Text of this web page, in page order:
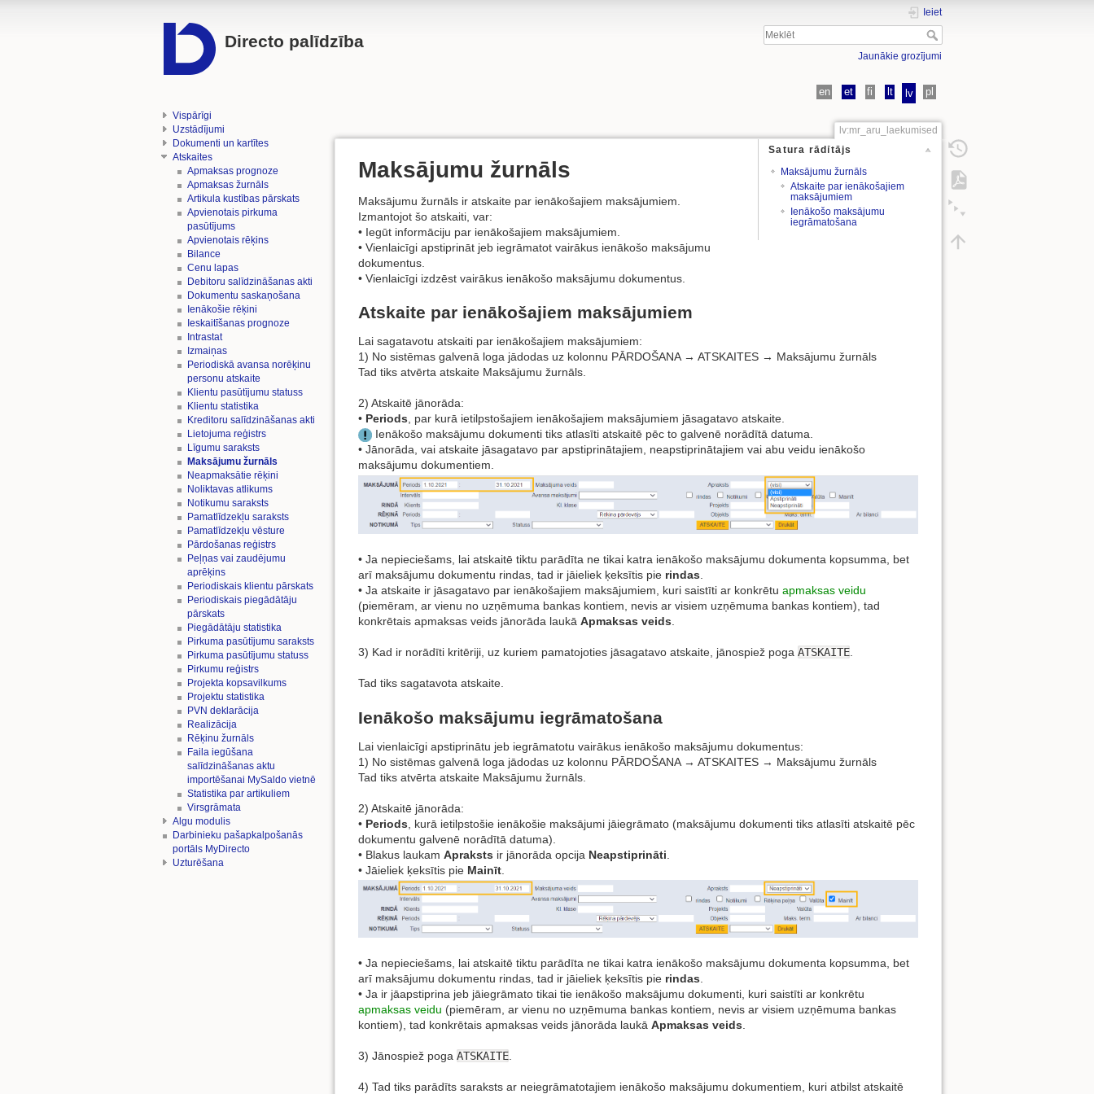
Directo palīdzība
Ieiet
Jaunākie grozījumi
en et fi lt lv pl
Vispārīgi
Uzstādījumi
Dokumenti un kartītes
Atskaites
Apmaksas prognoze
Apmaksas žurnāls
Artikula kustības pārskats
Apvienotais pirkuma
pasūtījums
Apvienotais rēķins
Bilance
Cenu lapas
Debitoru salīdzināšanas akti
Dokumentu saskaņošana
Ienākošie rēķini
Ieskaitīšanas prognoze
Intrastat
Izmaiņas
Periodiskā avansa norēķinu
personu atskaite
Klientu pasūtījumu statuss
Klientu statistika
Kreditoru salīdzināšanas akti
Lietojuma reģistrs
Līgumu saraksts
Maksājumu žurnāls
Neapmaksātie rēķini
Noliktavas atlikums
Notikumu saraksts
Pamatlīdzekļu saraksts
Pamatlīdzekļu vēsture
Pārdošanas reģistrs
Peļņas vai zaudējumu
aprēķins
Periodiskais klientu pārskats
Periodiskais piegādātāju
pārskats
Piegādātāju statistika
Pirkuma pasūtījumu saraksts
Pirkuma pasūtījumu statuss
Pirkumu reģistrs
Projekta kopsavilkums
Projektu statistika
PVN deklarācija
Realizācija
Rēķinu žurnāls
Faila iegūšana
salīdzināšanas aktu
importēšanai MySaldo vietnē
Statistika par artikuliem
Virsgrāmata
Algu modulis
Darbinieku pašapkalpošanās
portāls MyDirecto
Uzturēšana
lv:mr_aru_laekumised
Satura rādītājs
Maksājumu žurnāls
Atskaite par ienākošajiem
maksājumiem
Ienākošo maksājumu
iegrāmatošana
Maksājumu žurnāls
Maksājumu žurnāls ir atskaite par ienākošajiem maksājumiem.
Izmantojot šo atskaiti, var:
• Iegūt informāciju par ienākošajiem maksājumiem.
• Vienlaicīgi apstiprināt jeb iegrāmatot vairākus ienākošo maksājumu
dokumentus.
• Vienlaicīgi izdzēst vairākus ienākošo maksājumu dokumentus.
Atskaite par ienākošajiem maksājumiem
Lai sagatavotu atskaiti par ienākošajiem maksājumiem:
1) No sistēmas galvenā loga jādodas uz kolonnu PĀRDOŠANA → ATSKAITES → Maksājumu žurnāls
Tad tiks atvērta atskaite Maksājumu žurnāls.
2) Atskaitē jānorāda:
• Periods, par kurā ietilpstošajiem ienākošajiem maksājumiem jāsagatavo atskaite.
Ienākošo maksājumu dokumenti tiks atlasīti atskaitē pēc to galvenē norādītā datuma.
• Jānorāda, vai atskaite jāsagatavo par apstiprinātajiem, neapstiprinātajiem vai abu veidu ienākošo
maksājumu dokumentiem.
• Ja nepieciešams, lai atskaitē tiktu parādīta ne tikai katra ienākošo maksājumu dokumenta kopsumma, bet
arī maksājumu dokumentu rindas, tad ir jāieliek ķeksītis pie rindas
• Ja atskaite ir jāsagatavo par ienākošajiem maksājumiem, kuri saistīti ar konkrētu apmaksas veidu
(piemēram, ar vienu no uzņēmuma bankas kontiem, nevis ar visiem uzņēmuma bankas kontiem), tad
konkrētais apmaksas veids jānorāda laukā Apmaksas veids
3) Kad ir norādīti kritēriji, uz kuriem pamatojoties jāsagatavo atskaite, jānospiež poga ATSKAITE
Tad tiks sagatavota atskaite.
Ienākošo maksājumu iegrāmatošana
Lai vienlaicīgi apstiprinātu jeb iegrāmatotu vairākus ienākošo maksājumu dokumentus:
1) No sistēmas galvenā loga jādodas uz kolonnu PĀRDOŠANA → ATSKAITES → Maksājumu žurnāls
Tad tiks atvērta atskaite Maksājumu žurnāls.
2) Atskaitē jānorāda:
• Periods , kurā ietilpstošie ienākošie maksājumi jāiegrāmato (maksājumu dokumenti tiks atlasīti atskaitē pēc
dokumentu galvenē norādītā datuma).
• Blakus laukam Apraksts ir jānorāda opcija Neapstiprināti
• Jāieliek ķeksītis pie Mainīt
• Ja nepieciešams, lai atskaitē tiktu parādīta ne tikai katra ienākošo maksājumu dokumenta kopsumma, bet
arī maksājumu dokumentu rindas, tad ir jāieliek ķeksītis pie rindas
• Ja ir jāapstiprina jeb jāiegrāmato tikai tie ienākošo maksājumu dokumenti, kuri saistīti ar konkrētu
apmaksas veidu (piemēram, ar vienu no uzņēmuma bankas kontiem, nevis ar visiem uzņēmuma bankas
kontiem), tad konkrētais apmaksas veids jānorāda laukā Apmaksas veids
3) Jānospiež poga ATSKAITE
4) Tad tiks parādīts saraksts ar neiegrāmatotajiem ienākošo maksājumu dokumentiem, kuri atbilst atskaitē